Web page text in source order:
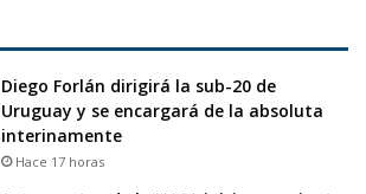
Diego Forlán dirigirá la sub-20 de
Uruguay y se encargará de la absoluta
interinamente
Hace 17 horas